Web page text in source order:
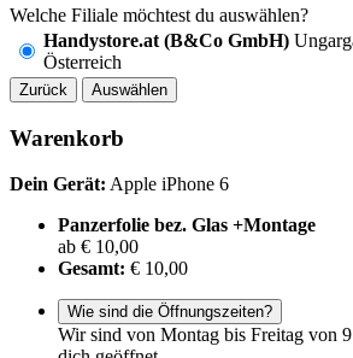
Welche Filiale möchtest du auswählen?
Handystore.at (B&Co GmbH)
Österreich
Zurück Auswählen
Warenkorb
Dein Gerät: Apple iPhone 6
Panzerfolie bez. Glas +Montage
ab € 10,00
Gesamt: € 10,00
Wie sind die Öffnungszeiten?
Wir sind von Montag bis Freitag von